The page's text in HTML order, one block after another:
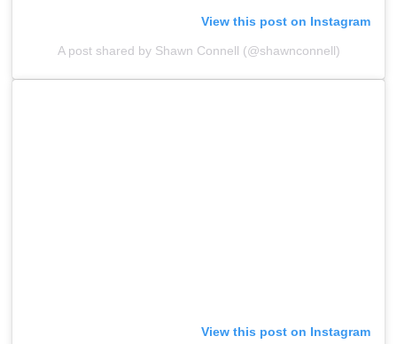
View this post on Instagram
A post shared by Shawn Connell (@shawnconnell)
View this post on Instagram